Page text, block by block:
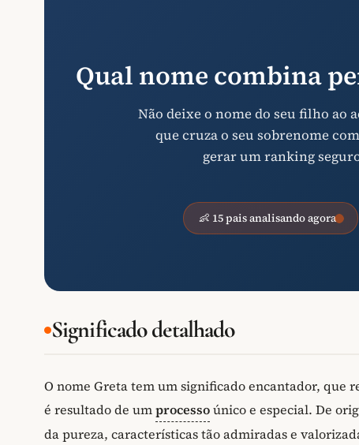
Qual nome combina
Não deixe o nome do seu filho ao
que cruza o seu sobrenome
gerar um ranking
👶 15 pais analisando agora
Significado detalhado
O nome Greta tem um significado encantador, que
é resultado de umprocessoúnico e especial. De
da pureza, características tão admiradas e